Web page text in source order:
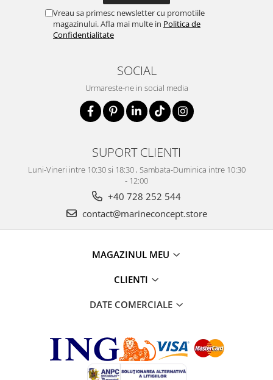
Vreau sa primesc newsletter cu promotiile
magazinului. Afla mai multe in Politica de
Confidentialitate
SOCIAL
Urmareste-ne in social media
SUPORT CLIENTI
Luni-Vineri intre 10:30 si 18:30 , Sambata-Duminica intre 10:30
- 12:00
+40 728 252 544
contact@marineconcept.store
MAGAZINUL MEU
CLIENTI
DATE COMERCIALE